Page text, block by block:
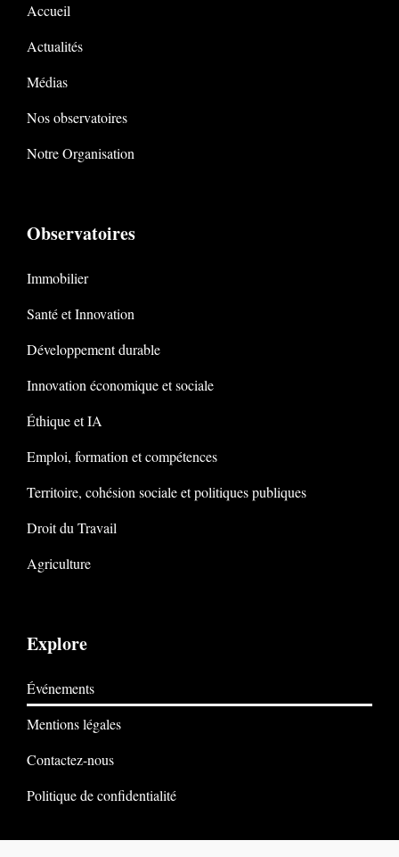
Accueil
Actualités
Médias
Nos observatoires
Notre Organisation
Observatoires
Immobilier
Santé et Innovation
Développement durable
Innovation économique et sociale
Éthique et IA
Emploi, formation et compétences
Territoire, cohésion sociale et politiques publiques
Droit du Travail
Agriculture
Explore
Événements
Mentions légales
Contactez-nous
Politique de confidentialité